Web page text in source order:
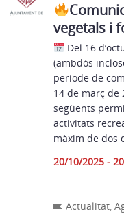
vegetals i
Del 16
(ambdós
període de
14 de març de
següents
activitats
màxim de dos
20/10/2025 -
Actualitat,